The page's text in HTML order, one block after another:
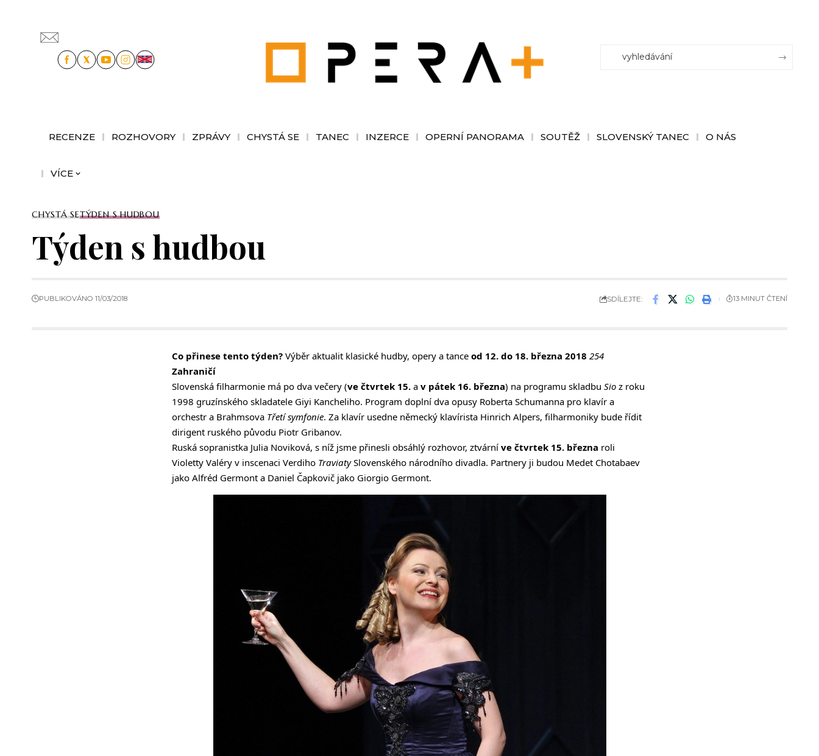
RECENZE ROZHOVORY ZPRÁVY CHYSTÁ SE TANEC INZERCE OPERNÍ PANORAMA SOUTĚŽ SLOVENSKÝ TANEC O NÁS
VÍCE
CHYSTÁ SETÝDEN S HUDBOU
Týden s hudbou
PUBLIKOVÁNO 11/03/2018 SDÍLEJTE: 13 MINUT ČTENÍ
Co přinese tento týden? Výběr aktualit klasické hudby, opery a tance od 12. do 18. března 2018 254
Zahraničí
Slovenská filharmonie má po dva večery (ve čtvrtek 15. a v pátek 16. března) na programu skladbu Sio z roku
1998 gruzínského skladatele Giyi Kancheliho. Program doplní dva opusy Roberta Schumanna pro klavír a
orchestr a Brahmsova Třetí symfonie. Za klavír usedne německý klavírista Hinrich Alpers, filharmoniky bude řídit
dirigent ruského původu Piotr Gribanov.
Ruská sopranistka Julia Noviková, s níž jsme přinesli obsáhlý rozhovor, ztvární ve čtvrtek 15. března roli
Violetty Valéry v inscenaci Verdiho TraviatySlovenského národního divadla. Partnery ji budou Medet Chotabaev
jako Alfréd Germont a Daniel Čapkovič jako Giorgio Germont.